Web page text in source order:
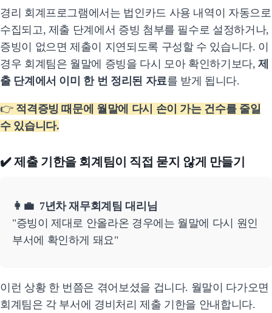
경리 회계프로그램에서는 법인카드 사용 내역이 자동으로
수집되고, 제출 단계에서 증빙 첨부를 필수로 설정하거나,
증빙이 없으면 제출이 지연되도록 구성할 수 있습니다. 이
경우 회계팀은 월말에 증빙을 다시 모아 확인하기보다,제
출 단계에서 이미 한 번 정리된 자료를 받게 됩니다.
👉 적격증빙 때문에 월말에 다시 손이 가는 건수를 줄일
수 있습니다.
✔️ 제출 기한을 회계팀이 직접 묻지 않게 만들기
👩‍💼 7년차 재무회계팀 대리님
"증빙이 제대로 안올라온 경우에는 월말에 다시 원인
부서에 확인하게 돼요"
이런 상황 한 번쯤은 겪어보셨을 겁니다. 월말이 다가오면
회계팀은 각 부서에 경비처리 제출 기한을 안내합니다.